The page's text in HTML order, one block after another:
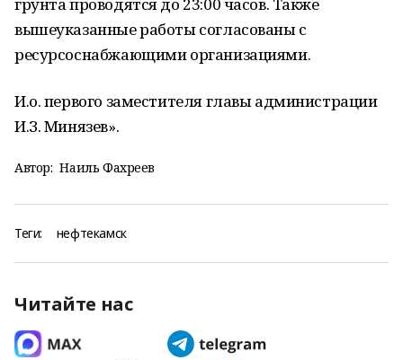
вышеуказанные работы согласованы с
ресурсоснабжающими организациями.
И.о. первого заместителя главы администрации
И.З. Минязев».
Автор: Наиль Фахреев
Теги: нефтекамск
Читайте нас